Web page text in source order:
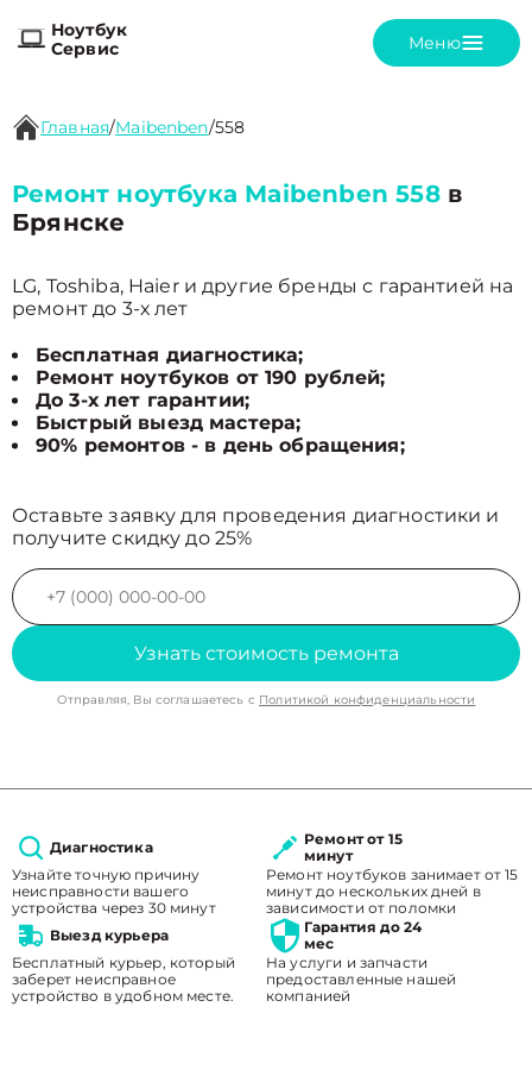
Ноутбук
Сервис
Меню
Главная/Maibenben/558
Ремонт ноутбука Maibenben 558в
Брянске
LG, Toshiba, Haier и другие бренды с гарантией на
ремонт до 3-х лет
Бесплатная диагностика;
Ремонт ноутбуков от 190 рублей;
До 3-х лет гарантии;
Быстрый выезд мастера;
90% ремонтов - в день обращения;
Оставьте заявку для проведения диагностики и
получите скидку до 25%
Узнать стоимость ремонта
Отправляя, Вы соглашаетесь с Политикой конфиденциальности
Диагностика
Узнайте точную причину
неисправности вашего
устройства через 30 минут
Ремонт от 15
минут
Ремонт ноутбуков занимает от 15
минут до нескольких дней в
зависимости от поломки
Выезд курьера
Бесплатный курьер, который
заберет неисправное
устройство в удобном месте.
Гарантия до 24
мес
На услуги и запчасти
предоставленные нашей
компанией